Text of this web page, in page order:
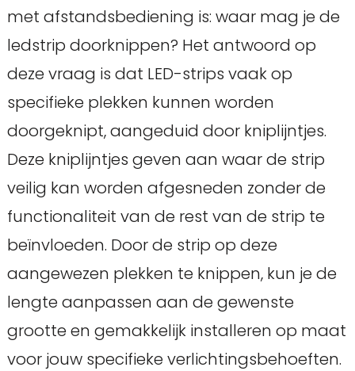
met afstandsbediening is: waar mag je de
ledstrip doorknippen? Het antwoord op
deze vraag is dat LED-strips vaak op
specifieke plekken kunnen worden
doorgeknipt, aangeduid door kniplijntjes.
Deze kniplijntjes geven aan waar de strip
veilig kan worden afgesneden zonder de
functionaliteit van de rest van de strip te
beïnvloeden. Door de strip op deze
aangewezen plekken te knippen, kun je de
lengte aanpassen aan de gewenste
grootte en gemakkelijk installeren op maat
voor jouw specifieke verlichtingsbehoeften.